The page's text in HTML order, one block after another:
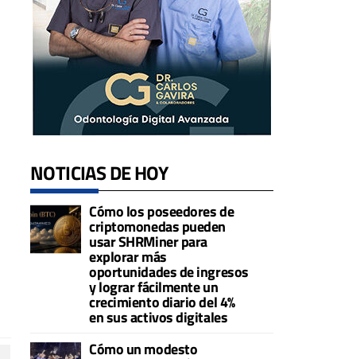
NOTICIAS DE HOY
Cómo los poseedores de
criptomonedas pueden
usar SHRMiner para
explorar más
oportunidades de ingresos
y lograr fácilmente un
crecimiento diario del 4%
en sus activos digitales
Cómo un modesto